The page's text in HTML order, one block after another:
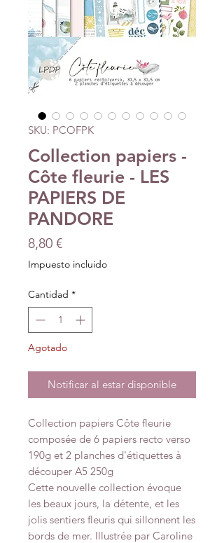
SKU: PCOFPK
Collection papiers -
Côte fleurie - LES
PAPIERS DE
PANDORE
8,80 €Precio
Impuesto incluido
Cantidad *
Agotado
Notificar al estar disponible
Collection papiers Côte fleurie
composée de 6 papiers recto verso
190g et 2 planches d'étiquettes à
découper A5 250g
Cette nouvelle collection évoque
les beaux jours, la détente, et les
jolis sentiers fleuris qui sillonnent les
bords de mer. Illustrée par Caroline